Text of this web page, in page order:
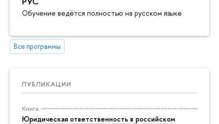
Обучение ведётся полностью на русском языке
Все программы
ПУБЛИКАЦИИ
Книга
Юридическая ответственность в российском